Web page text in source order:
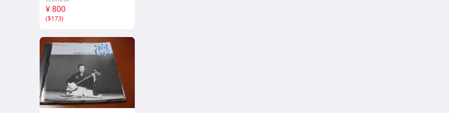
邦 、入野義朗 、小野衛 他
(1971/1973/1976)
¥ 800
($173)